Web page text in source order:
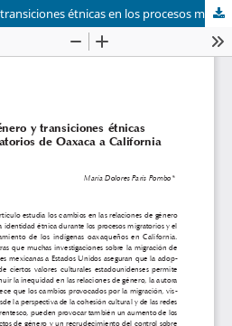
Transiciones de género y transiciones étnicas en los procesos migratorios de Oaxaca a California.